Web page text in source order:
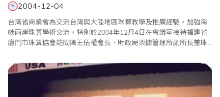
2004-12-04
台灣省商業會為交流台灣與大陸地區珠算教學及推廣經驗，加強海
峽兩岸珠算學術交流，特別於2004年12月4日在會議室接待福建省
廈門市珠算協會訪問團王伍權會長、財政局票據管理所副所長兼珠
璐等一行5人。訪問團一行人於12月4日上午邀請到會訪問，除了介
紹雙方成員外，葉宗義副理事長也與來訪人員交換意見，在兩岸各
項珠算活動中進行交流，未來期望持續互訪及交..